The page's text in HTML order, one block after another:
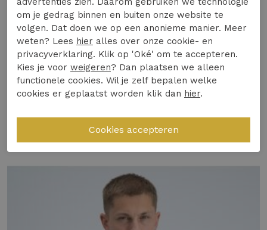
modieuze uitstraling, ideaal voor elke
gelegenheid.
Gemaakt van hoogwaardige materialen voor
ultiem draagcomfort.
Stijlvolle beige kleur, ook wel bekend als
Perfect voor zomerse dagen in Nederland.
Ontdek het zelf en voeg een vleugje elegantie
toe aan je garderobe!
Lees meer
Specificaties
Winkelvoorraad
Gerelateerde producten
om je gedrag binnen en buiten onze website te
volgen. Dat doen we op een anonieme manier. Meer
weten? Lees hier alles over onze cookie- en
privacyverklaring. Klik op 'Oké' om te accepteren.
Kies je voor weigeren? Dan plaatsen we alleen
functionele cookies. Wil je zelf bepalen welke
cookies er geplaatst worden klik dan hier.